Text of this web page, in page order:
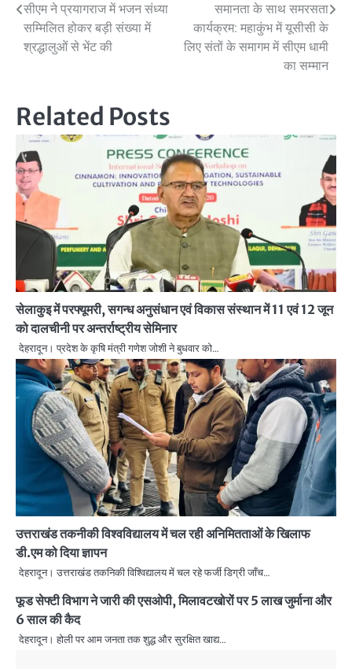
Post
navigation
सीएम ने प्रयागराज में भजन संध्या
सम्मिलित होकर बड़ी संख्या में
श्रद्धालुओं से भेंट की
समानता के साथ समरसता
कार्यक्रम: महाकुंभ में यूसीसी के
लिए संतों के समागम में सीएम धामी
का सम्मान
Related Posts
सेलाकुइ में परफ्यूमरी, सगन्ध अनुसंधान एवं विकास संस्थान में 11 एवं 12 जून
को दालचीनी पर अन्तर्राष्ट्रीय सेमिनार
देहरादून। प्रदेश के कृषि मंत्री गणेश जोशी ने बुधवार को…
उत्तराखंड तकनीकी विश्वविद्यालय में चल रही अनिमितताओं के खिलाफ
डी.एम को दिया ज्ञापन
देहरादून। उत्तराखंड तकनिकी विश्विद्यालय में चल रहे फर्जी डिग्री जाँच…
फूड सेफ्टी विभाग ने जारी की एसओपी, मिलावटखोरों पर 5 लाख जुर्माना और
6 साल की कैद
देहरादून। होली पर आम जनता तक शुद्ध और सुरक्षित खाद्य…